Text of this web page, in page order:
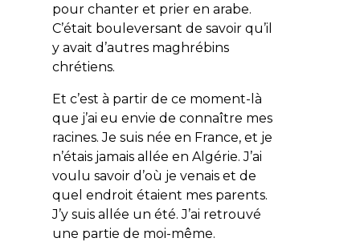
pour chanter et prier en arabe.
C’était bouleversant de savoir qu’il
y avait d’autres maghrébins
chrétiens.
Et c’est à partir de ce moment-là
que j’ai eu envie de connaître mes
racines. Je suis née en France, et je
n’étais jamais allée en Algérie. J’ai
voulu savoir d’où je venais et de
quel endroit étaient mes parents.
J’y suis allée un été. J’ai retrouvé
une partie de moi-même.